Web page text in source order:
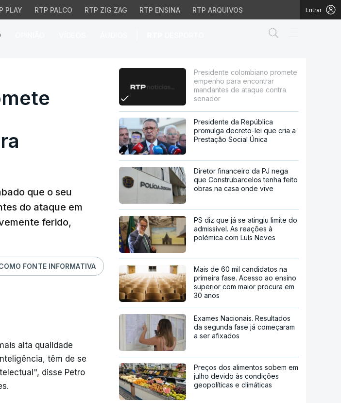
PLAY RTP PALCO RTP ZIG ZAG RTP ENSINA RTP ARQUIVOS Entrar
empenho para encontrar
que o seu
do ataque em
ferido,
FONTE INFORMATIVA
alta qualidade
têm de se
disse Petro
Presidente colombiano promete
empenho para encontrar
mandantes de ataque contra
senador
Presidente da República
promulga decreto-lei que cria a
Prestação Social Única
Diretor financeiro da PJ nega
que Construbarcelos tenha feito
obras na casa onde vive
PS diz que já se atingiu limite do
admissível. As reações à
polémica com Luís Neves
Mais de 60 mil candidatos na
primeira fase. Acesso ao ensino
superior com maior procura em
30 anos
Exames Nacionais. Resultados
da segunda fase já começaram
a ser afixados
Preços dos alimentos sobem em
julho devido às condições
geopolíticas e climáticas